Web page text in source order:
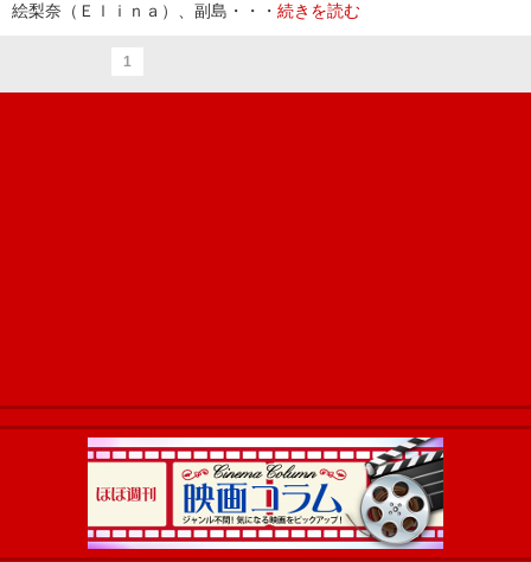
絵梨奈（Ｅｌｉｎａ）、副島・・・ 続きを読む
1